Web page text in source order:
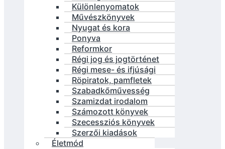
Különlenyomatok
Művészkönyvek
Nyugat és kora
Ponyva
Reformkor
Régi jog és jogtörténet
Régi mese- és ifjúsági
Röpiratok, pamfletek
Szabadkőművesség
Szamizdat irodalom
Számozott könyvek
Szecessziós könyvek
Szerzői kiadások
Életmód